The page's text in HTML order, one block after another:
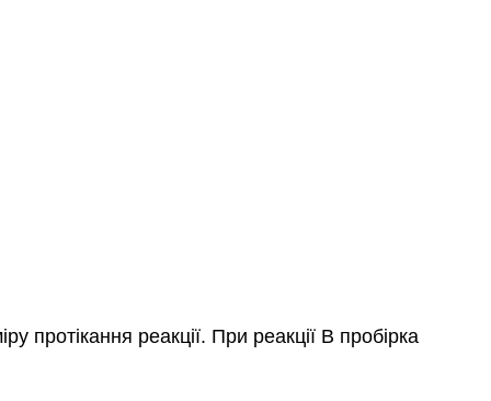
протікання реакції. При реакції В пробірка